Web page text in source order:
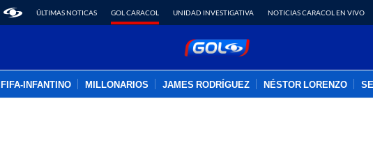
ÚLTIMAS NOTICAS GOL CARACOL UNIDAD INVESTIGATIVA NOTICIAS CARACOL EN VIVO
FIFA-INFANTINO MILLONARIOS JAMES RODRÍGUEZ NÉSTOR LORENZO